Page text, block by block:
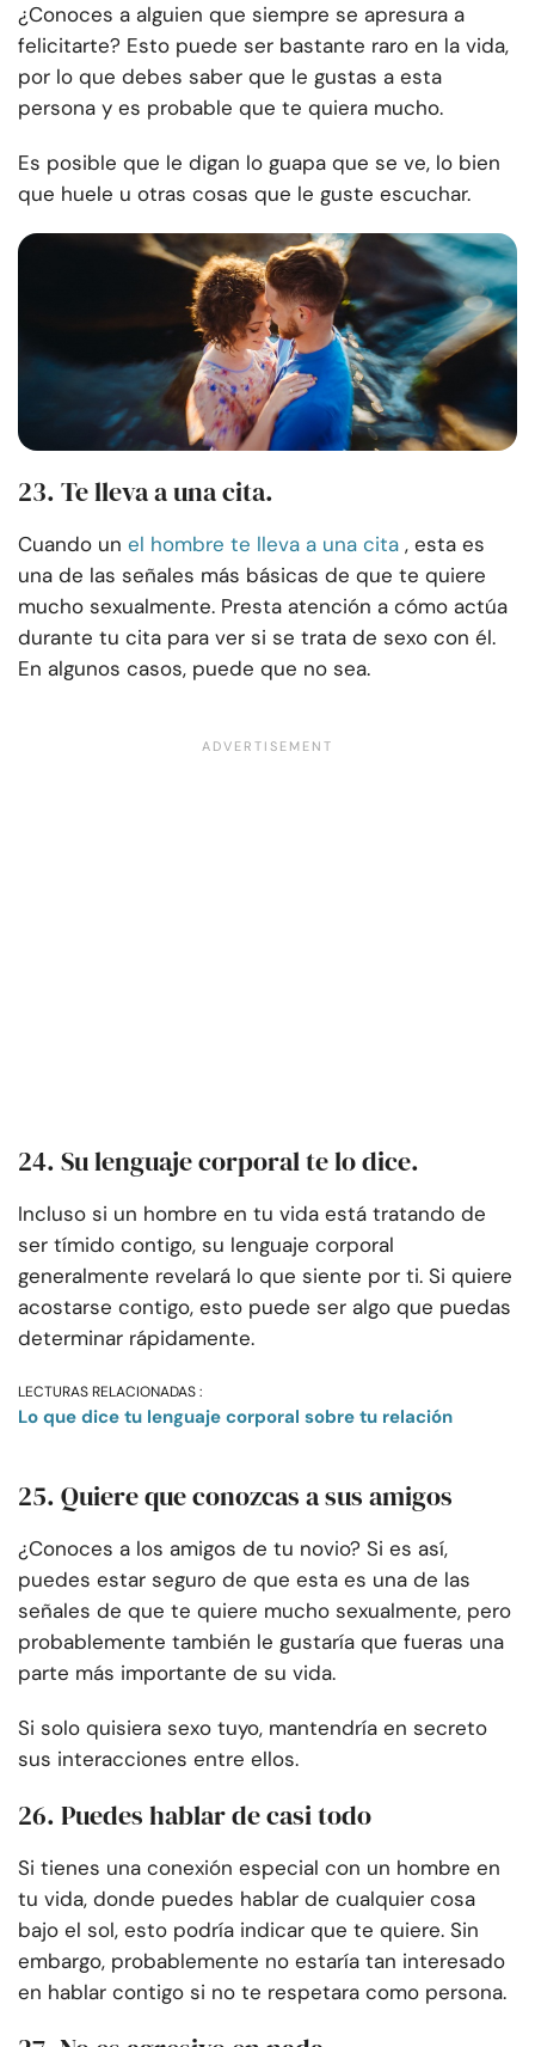
¿Conoces a alguien que siempre se apresura a
felicitarte? Esto puede ser bastante raro en la vida,
por lo que debes saber que le gustas a esta
persona y es probable que te quiera mucho.
Es posible que le digan lo guapa que se ve, lo bien
que huele u otras cosas que le guste escuchar.
23. Te lleva a una cita.
Cuando un el hombre te lleva a una cita , esta es
una de las señales más básicas de que te quiere
mucho sexualmente. Presta atención a cómo actúa
durante tu cita para ver si se trata de sexo con él.
En algunos casos, puede que no sea.
24. Su lenguaje corporal te lo dice.
Incluso si un hombre en tu vida está tratando de
ser tímido contigo, su lenguaje corporal
generalmente revelará lo que siente por ti. Si quiere
acostarse contigo, esto puede ser algo que puedas
determinar rápidamente.
LECTURAS RELACIONADAS :
Lo que dice tu lenguaje corporal sobre tu relación
25. Quiere que conozcas a sus amigos
¿Conoces a los amigos de tu novio? Si es así,
puedes estar seguro de que esta es una de las
señales de que te quiere mucho sexualmente, pero
probablemente también le gustaría que fueras una
parte más importante de su vida.
Si solo quisiera sexo tuyo, mantendría en secreto
sus interacciones entre ellos.
26. Puedes hablar de casi todo
Si tienes una conexión especial con un hombre en
tu vida, donde puedes hablar de cualquier cosa
bajo el sol, esto podría indicar que te quiere. Sin
embargo, probablemente no estaría tan interesado
en hablar contigo si no te respetara como persona.